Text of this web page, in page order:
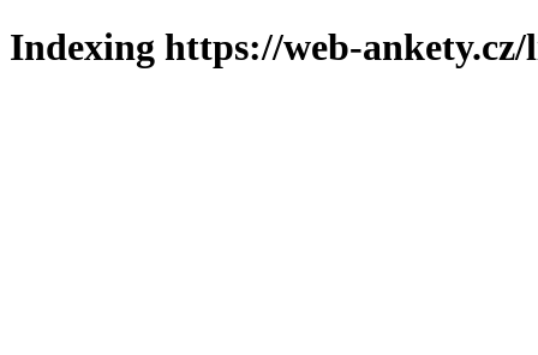
Indexing https://web-